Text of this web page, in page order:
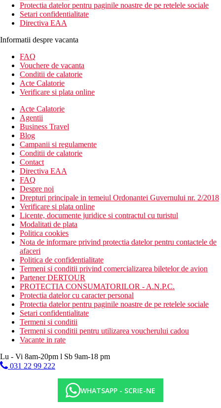
Protectia datelor pentru paginile noastre de pe retelele sociale
Setari confidentialitate
Directiva EAA
Informatii despre vacanta
FAQ
Vouchere de vacanta
Conditii de calatorie
Acte Calatorie
Verificare si plata online
Acte Calatorie
Agentii
Business Travel
Blog
Campanii si regulamente
Conditii de calatorie
Contact
Directiva EAA
FAQ
Despre noi
Drepturi principale in temeiul Ordonantei Guvernului nr. 2/2018
Verificare si plata online
Licente, documente juridice si contractul cu turistul
Modalitati de plata
Politica cookies
Nota de informare privind protectia datelor pentru contactele de
afaceri
Politica de confidentialitate
Termeni si conditii privind comercializarea biletelor de avion
Partener DERTOUR
PROTECTIA CONSUMATORILOR - A.N.P.C.
Protectia datelor cu caracter personal
Protectia datelor pentru paginile noastre de pe retelele sociale
Setari confidentialitate
Termeni si conditii
Termeni si conditii pentru utilizarea voucherului cadou
Vacante in rate
Lu - Vi 8am-20pm l Sb 9am-18 pm
031 22 99 222
WHATSAPP - SCRIE-NE